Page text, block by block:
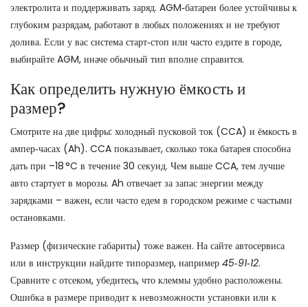
электролита и поддерживать заряд. AGM‑батареи более устойчивы к
глубоким разрядам, работают в любых положениях и не требуют
долива. Если у вас система старт‑стоп или часто ездите в городе,
выбирайте AGM, иначе обычный тип вполне справится.
Как определить нужную ёмкость и
размер?
Смотрите на две цифры: холодный пусковой ток (CCA) и ёмкость в
ампер‑часах (Ah). CCA показывает, сколько тока батарея способна
дать при –18 °C в течение 30 секунд. Чем выше CCA, тем лучше
авто стартует в морозы. Ah отвечает за запас энергии между
зарядками – важен, если часто едем в городском режиме с частыми
остановками.
Размер (физические габариты) тоже важен. На сайте автосервиса
или в инструкции найдите типоразмер, например 45‑91‑12.
Сравните с отсеком, убедитесь, что клеммы удобно расположены.
Ошибка в размере приводит к невозможности установки или к